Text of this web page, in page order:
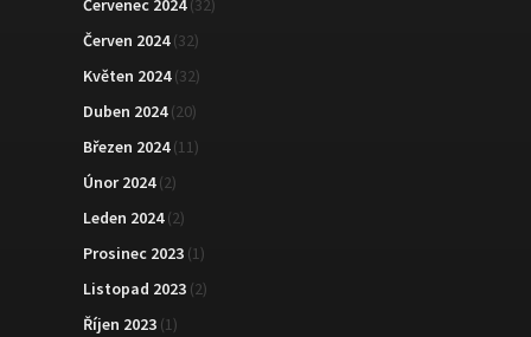
Červenec 2024(32)
Červen 2024(32)
Květen 2024(32)
Duben 2024(20)
Březen 2024(11)
Únor 2024(2)
Leden 2024(2)
Prosinec 2023 (1)
Listopad 2023 (2)
Říjen 2023 (1)